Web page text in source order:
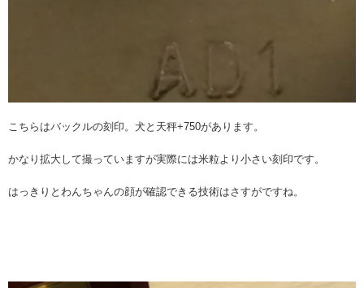
こちらはバックルの刻印。犬と天秤+750があります。
かなり拡大して撮っていますが実際には米粒より小さい刻印です。
はっきりとわんちゃんの顔が確認できる技術はさすがですね。